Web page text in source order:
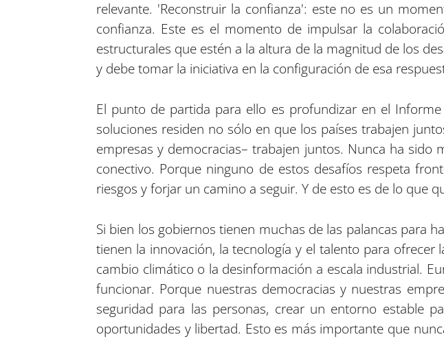
relevante. 'Reconstruir la confianza': este no es un
confianza. Este es el momento de impulsar la
estructurales que estén a la altura de la magnitud de los
y debe tomar la iniciativa en la configuración de esa
El punto de partida para ello es profundizar en el
soluciones residen no sólo en que los países trabajen
empresas y democracias– trabajen juntos. Nunca ha
conectivo. Porque ninguno de estos desafíos respeta
riesgos y forjar un camino a seguir. Y de esto es de lo que
Si bien los gobiernos tienen muchas de las palancas para
tienen la innovación, la tecnología y el talento para
cambio climático o la desinformación a escala industrial.
funcionar. Porque nuestras democracias y nuestras
seguridad para las personas, crear un entorno estable
oportunidades y libertad. Esto es más importante que